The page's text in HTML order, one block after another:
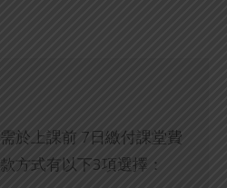
於上課前 7日繳付課堂費
方式有以下3項選擇：